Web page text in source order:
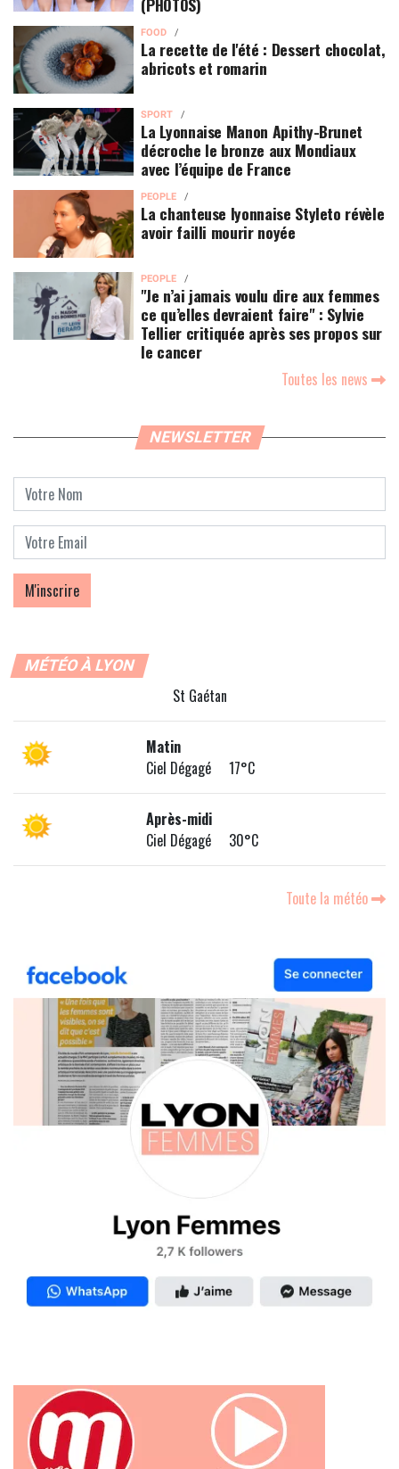
(PHOTOS)
FOOD
La recette de l'été : Dessert chocolat,
abricots et romarin
SPORT
La Lyonnaise Manon Apithy-Brunet
décroche le bronze aux Mondiaux
avec l’équipe de France
PEOPLE
La chanteuse lyonnaise Styleto révèle
avoir failli mourir noyée
PEOPLE
"Je n’ai jamais voulu dire aux femmes
ce qu’elles devraient faire" : Sylvie
Tellier critiquée après ses propos sur
le cancer
Toutes les news
NEWSLETTER
MÉTÉO À LYON
St Gaétan
Matin
Ciel Dégagé 17°C
Après-midi
Ciel Dégagé 30°C
Toute la météo